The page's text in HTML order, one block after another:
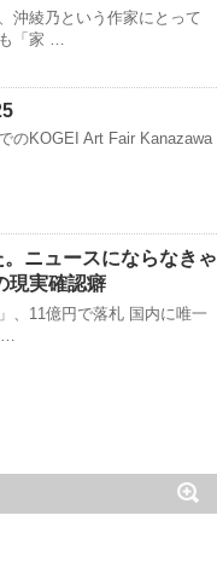
沖綾乃という作家にとって
「家 …
のKOGEI Art Fair Kanazawa
ニュースにならなきゃ
現実確認癖
、11億円で落札 国内に唯一
…